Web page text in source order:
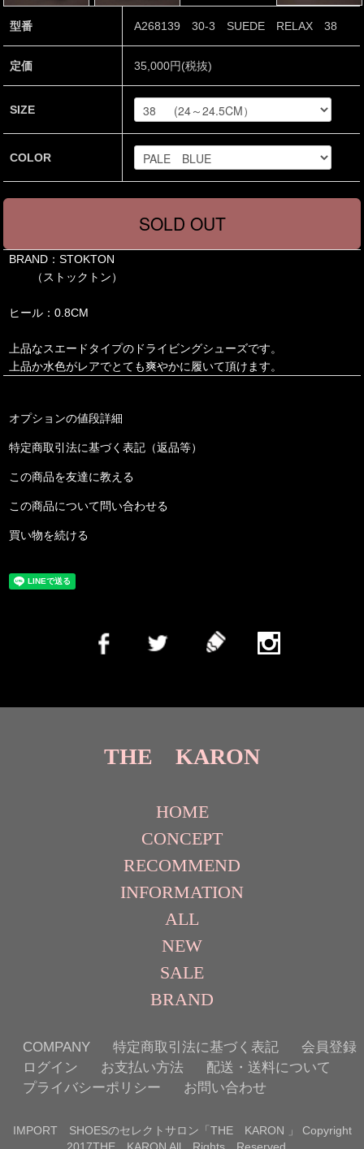
型番 A268139 30-3 SUEDE RELAX 38
定価 35,000円(税抜)
SIZE
COLOR
BRAND：STOKTON
（ストックトン）
ヒール：0.8CM
上品なスエードタイプのドライビングシューズです。
上品か水色がレアでとても爽やかに履いて頂けます。
オプションの値段詳細
特定商取引法に基づく表記（返品等）
この商品を友達に教える
この商品について問い合わせる
買い物を続ける
THE KARON
HOME
CONCEPT
RECOMMEND
INFORMATION
ALL
NEW
SALE
BRAND
COMPANY 特定商取引法に基づく表記
会員登録
ログイン
お支払い方法
配送・送料について
プライバシーポリシー
お問い合わせ
IMPORT SHOESのセレクトサロン「THE KARON 」 Copyright